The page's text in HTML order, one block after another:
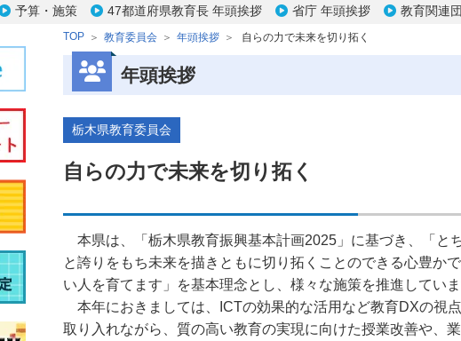
予算・施策 47都道府県教育長 年頭挨拶 省庁 年頭挨拶 教育関連
TOP 教育委員会 年頭挨拶 自らの力で未来を切り拓く
年頭挨拶
栃木県教育委員会
自らの力で未来を切り拓く
本県は、「栃木県教育振興基本計画2025」に基づき、「と
と誇りをもち未来を描きともに切り拓くことのできる心豊か
い人を育てます」を基本理念とし、様々な施策を推進していま
本年におきましては、ICTの効果的な活用など教育DXの視
取り入れながら、質の高い教育の実現に向けた授業改善や、